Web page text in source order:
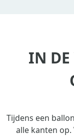
IN DE
Tijdens een
alle kanten